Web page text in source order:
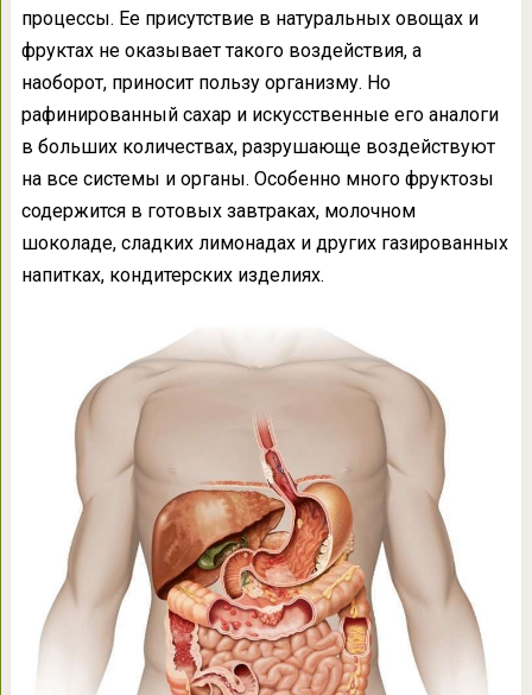
процессы. Ее присутствие в натуральных овощах и
фруктах не оказывает такого воздействия, а
наоборот, приносит пользу организму. Но
рафинированный сахар и искусственные его аналоги
в больших количествах, разрушающе воздействуют
на все системы и органы. Особенно много фруктозы
содержится в готовых завтраках, молочном
шоколаде, сладких лимонадах и других газированных
напитках, кондитерских изделиях.